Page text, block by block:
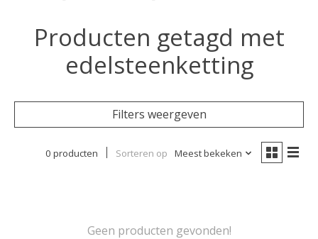
Producten getagd met
edelsteenketting
Filters weergeven
0 producten Sorteren op Meest bekeken
Geen producten gevonden!